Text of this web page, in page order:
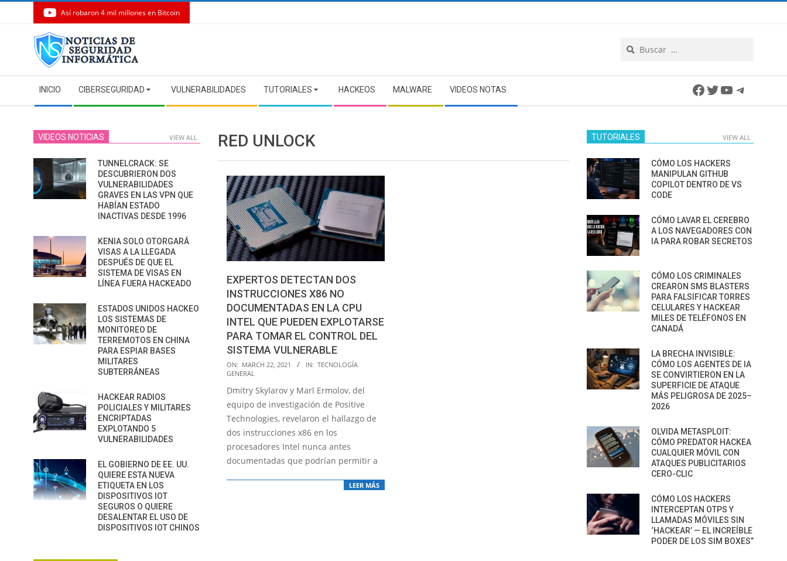
Así robaron 4 mil millones en Bitcoin
Navigation
Menu
INICIO CIBERSEGURIDAD VULNERABILIDADES TUTORIALES HACKEOS MALWARE VIDEOS NOTAS Facebook
Twitter
YouTube
RED UNLOCK
EXPERTOS DETECTAN DOS
INSTRUCCIONES X86 NO
DOCUMENTADAS EN LA CPU
INTEL QUE PUEDEN EXPLOTARSE
PARA TOMAR EL CONTROL DEL
SISTEMA VULNERABLE
2021-
03-
22
ON: MARCH 22, 2021 IN: TECNOLOGÍA
GENERAL
Dmitry Skylarov y Marl Ermolov, del
equipo de investigación de Positive
Technologies, revelaron el hallazgo de
dos instrucciones x86 en los
procesadores Intel nunca antes
documentadas que podrían permitir a
LEER MÁS
VIDEOS NOTICIAS VIEW ALL
TUNNELCRACK: SE
DESCUBRIERON DOS
VULNERABILIDADES
GRAVES EN LAS VPN QUE
HABÍAN ESTADO
INACTIVAS DESDE 1996
KENIA SOLO OTORGARÁ
VISAS A LA LLEGADA
DESPUÉS DE QUE EL
SISTEMA DE VISAS EN
LÍNEA FUERA HACKEADO
ESTADOS UNIDOS HACKEO
LOS SISTEMAS DE
MONITOREO DE
TERREMOTOS EN CHINA
PARA ESPIAR BASES
MILITARES
SUBTERRÁNEAS
HACKEAR RADIOS
POLICIALES Y MILITARES
ENCRIPTADAS
EXPLOTANDO 5
VULNERABILIDADES
EL GOBIERNO DE EE. UU.
QUIERE ESTA NUEVA
ETIQUETA EN LOS
DISPOSITIVOS IOT
SEGUROS O QUIERE
DESALENTAR EL USO DE
DISPOSITIVOS IOT CHINOS
TUTORIALES VIEW ALL
CÓMO LOS HACKERS
MANIPULAN GITHUB
COPILOT DENTRO DE VS
CODE
CÓMO LAVAR EL CEREBRO
A LOS NAVEGADORES CON
IA PARA ROBAR SECRETOS
CÓMO LOS CRIMINALES
CREARON SMS BLASTERS
PARA FALSIFICAR TORRES
CELULARES Y HACKEAR
MILES DE TELÉFONOS EN
CANADÁ
LA BRECHA INVISIBLE:
CÓMO LOS AGENTES DE IA
SE CONVIRTIERON EN LA
SUPERFICIE DE ATAQUE
MÁS PELIGROSA DE 2025–
2026
OLVIDA METASPLOIT:
CÓMO PREDATOR HACKEA
CUALQUIER MÓVIL CON
ATAQUES PUBLICITARIOS
CERO-CLIC
CÓMO LOS HACKERS
INTERCEPTAN OTPS Y
LLAMADAS MÓVILES SIN
‘HACKEAR’ — EL INCREÍBLE
PODER DE LOS SIM BOXES”